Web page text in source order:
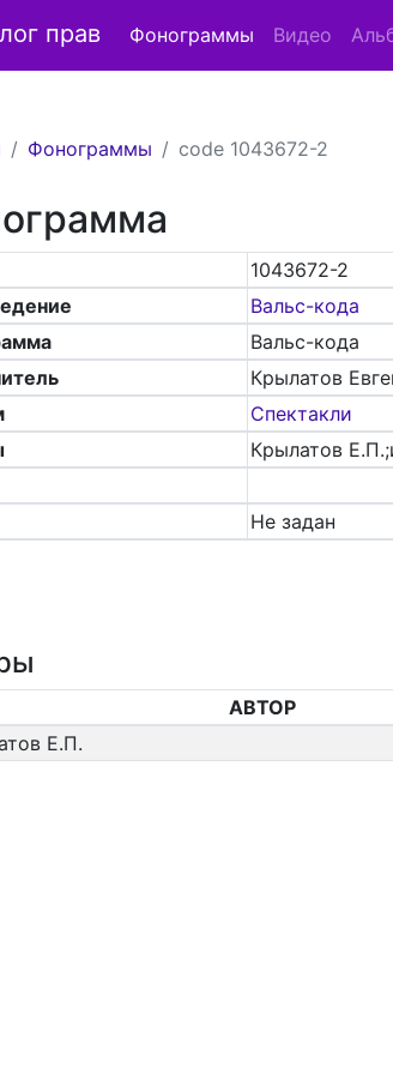
прав Фонограммы Видео
Фонограммы code 1043672-2
1043672-2
Вальс-кода
Вальс-кода
Крылатов
Спектакли
Крылатов
Не задан
АВТОР
Е.П.